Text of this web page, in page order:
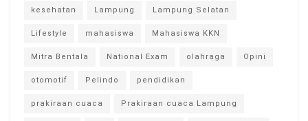
kesehatan Lampung Lampung Selatan
Lifestyle mahasiswa Mahasiswa KKN
Mitra Bentala National Exam olahraga Opini
otomotif Pelindo pendidikan
prakiraan cuaca Prakiraan cuaca Lampung